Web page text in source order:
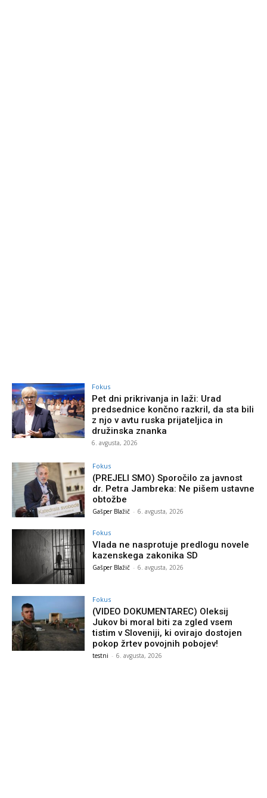
Fokus
Pet dni prikrivanja in laži: Urad
predsednice končno razkril, da sta bili
z njo v avtu ruska prijateljica in
družinska znanka
6. avgusta, 2026
Fokus
(PREJELI SMO) Sporočilo za javnost
dr. Petra Jambreka: Ne pišem ustavne
obtožbe
Gašper Blažič - 6. avgusta, 2026
Fokus
Vlada ne nasprotuje predlogu novele
kazenskega zakonika SD
Gašper Blažič - 6. avgusta, 2026
Fokus
(VIDEO DOKUMENTAREC) Oleksij
Jukov bi moral biti za zgled vsem
tistim v Sloveniji, ki ovirajo dostojen
pokop žrtev povojnih pobojev!
testni - 6. avgusta, 2026